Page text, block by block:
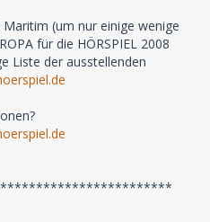
Maritim (um nur einige wenige
für die HÖRSPIEL 2008
Liste der ausstellenden